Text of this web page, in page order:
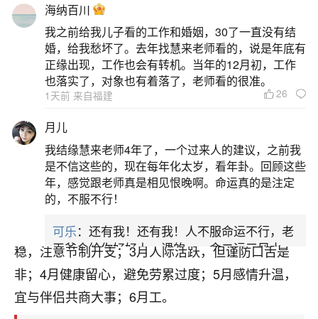
好运渐显。事业上柳暗花明，尤其8日前后可能出现
重要机会，职场变动或出差带来新契机，管理层宜
借团建凝聚团队。财运方面正财稳定，年终奖有望
超预期，偏财需
2、1956年猴女2026年12个月运势
1956年猴女2026年整体运势趋于平稳，事业退
而不休、财富稳中有守、感情需多体谅、健康须防
跌伤，每月运势起伏有致，宜以守为策、低调行
事。1月事业清闲，可参与社区活动；2月财运小
稳，注意节制开支；3月人际活跃，但谨防口舌是
非；4月健康留心，避免劳累过度；5月感情升温，
宜与伴侣共商大事；6月工。
海纳百川
我之前给我儿子看的工作和婚姻，30了一直没有结
婚，给我愁坏了。去年找慧来老师看的，说是年底有
正缘出现，工作也会有转机。当年的12月初，工作
也落实了，对象也有着落了，老师看的很准。
1天前 来自福建 26
月儿
我结缘慧来老师4年了，一个过来人的建议，之前我
是不信这些的，现在每年化太岁，看年卦。回顾这些
年，感觉跟老师真是相见恨晚啊。命运真的是注定
的，不服不行！
可乐：还有我！还有我！人不服命运不行，老
天爷会给你好好上一课的。一命二运三风水，
哪样不服都不行！
平安是福：我也是每年找老师化太岁，看年
卦，认识老师3年了，都是缘分啊！